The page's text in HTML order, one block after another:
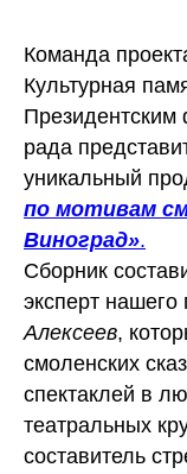
Команда
Культурная
Президентским
рада
уникальный
по мотивам
Виноград».
Сборник
эксперт нашего
Алексеев,
смоленских
спектаклей в
театральных
составитель